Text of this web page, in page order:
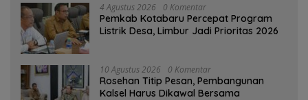
4 Agustus 2026 0 Komentar
Pemkab Kotabaru Percepat Program
Listrik Desa, Limbur Jadi Prioritas 2026
10 Agustus 2026 0 Komentar
Rosehan Titip Pesan, Pembangunan
Kalsel Harus Dikawal Bersama